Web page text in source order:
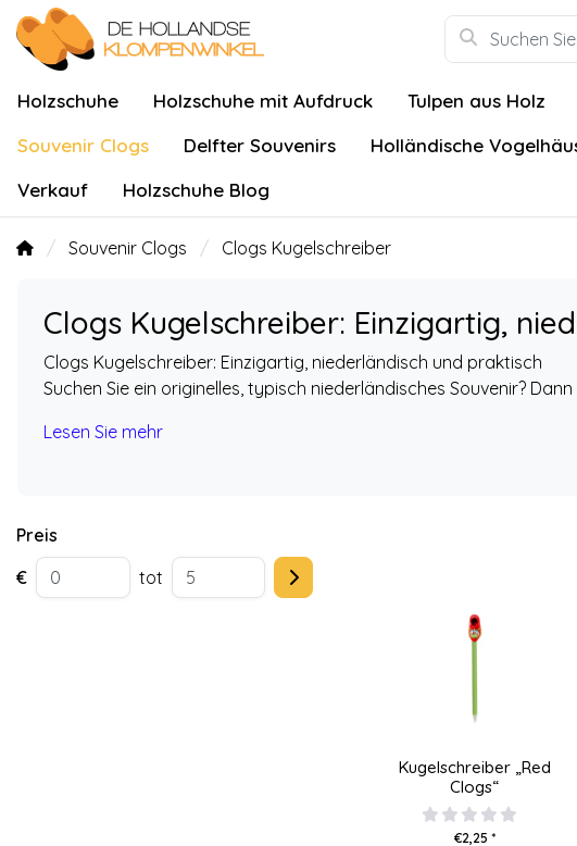
Holzschuhe Holzschuhe mit Aufdruck Tulpen aus Holz
Souvenir Clogs
Delfter Souvenirs Holländische
Verkauf
Holzschuhe Blog
Souvenir Clogs Clogs Kugelschreiber
Clogs Kugelschreiber: Einzigartig,
Clogs Kugelschreiber: Einzigartig, niederländisch und praktisch
Suchen Sie ein originelles, typisch niederländisches Souvenir? Dann
Lesen Sie mehr
Preis
€
tot
Kugelschreiber „Red
Clogs“
€2,25 *